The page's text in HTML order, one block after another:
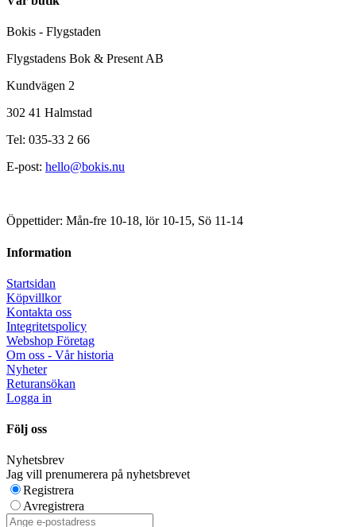
Bokis - Flygstaden
Flygstadens Bok & Present AB
Kundvägen 2
302 41 Halmstad
Tel: 035-33 2 66
E-post: hello@bokis.nu
Öppettider: Mån-fre 10-18, lör 10-15, Sö 11-14
Information
Startsidan
Köpvillkor
Kontakta oss
Integritetspolicy
Webshop Företag
Om oss - Vår historia
Nyheter
Returansökan
Logga in
Följ oss
Nyhetsbrev
Jag vill prenumerera på nyhetsbrevet
Registrera
Avregistrera